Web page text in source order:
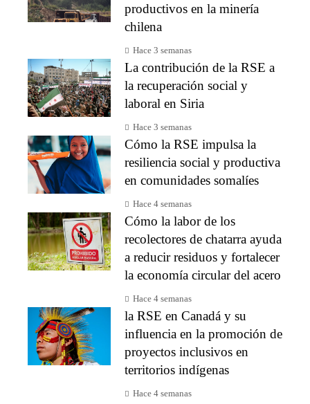
productivos en la minería
chilena
Hace 3 semanas
La contribución de la RSE a
la recuperación social y
laboral en Siria
Hace 3 semanas
Cómo la RSE impulsa la
resiliencia social y productiva
en comunidades somalíes
Hace 4 semanas
Cómo la labor de los
recolectores de chatarra ayuda
a reducir residuos y fortalecer
la economía circular del acero
Hace 4 semanas
la RSE en Canadá y su
influencia en la promoción de
proyectos inclusivos en
territorios indígenas
Hace 4 semanas